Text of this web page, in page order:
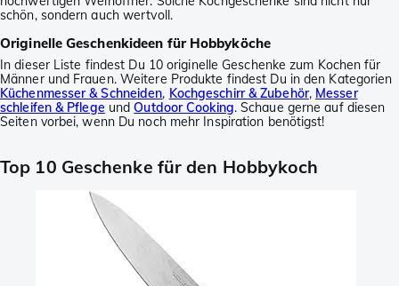
schön, sondern auch wertvoll.
Originelle Geschenkideen für Hobbyköche
In dieser Liste findest Du 10 originelle Geschenke zum Kochen für
Männer und Frauen. Weitere Produkte findest Du in den Kategorien
Küchenmesser & Schneiden, Kochgeschirr & Zubehör, Messer
schleifen & Pflege undOutdoor Cooking. Schaue gerne auf diesen
Seiten vorbei, wenn Du noch mehr Inspiration benötigst!
Top 10 Geschenke für den Hobbykoch